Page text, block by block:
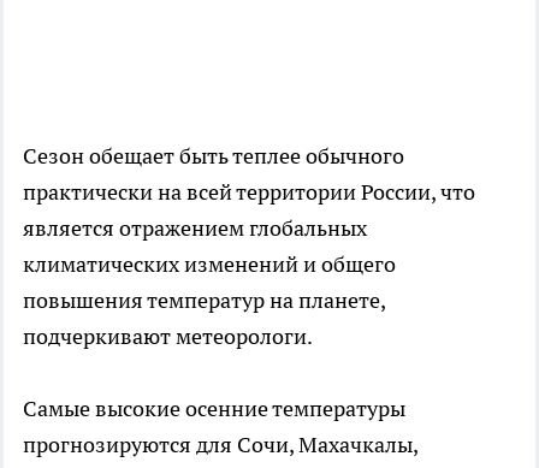
Сезон обещает быть теплее обычного
практически на всей территории России, что
является отражением глобальных
климатических изменений и общего
повышения температур на планете,
подчеркивают метеорологи.
Самые высокие осенние температуры
прогнозируются для Сочи, Махачкалы,